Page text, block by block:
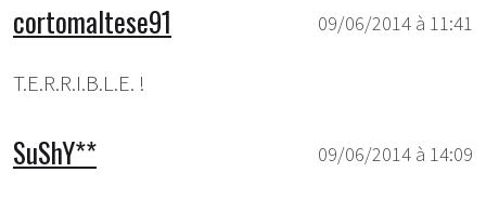
09/06/2014 à 11:41
cortomaltese91
T.E.R.R.I.B.L.E. !
09/06/2014 à 14:09
SuShY**